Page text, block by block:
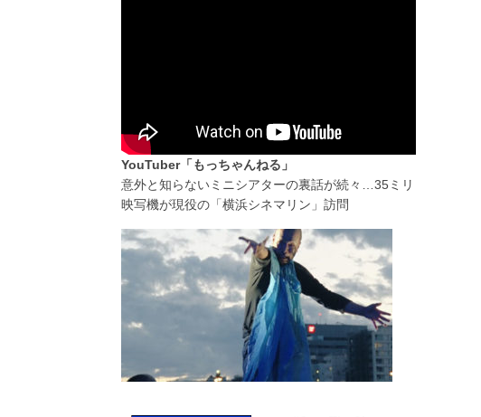
YouTuber「もっちゃんねる」
意外と知らないミニシアターの裏話が続々…35ミリ
映写機が現役の「横浜シネマリン」訪問